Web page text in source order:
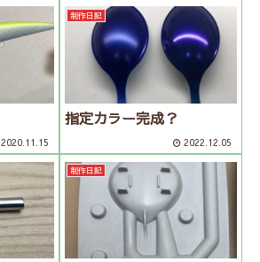
2020.11.15
制作日記
指定カラー完成？
2022.12.05
制作日記